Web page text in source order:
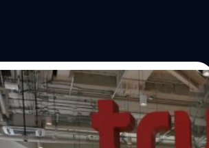
เปิดมิติใหม่แห่ง
ผ่านงานนิทรรศการสุดว้าว!